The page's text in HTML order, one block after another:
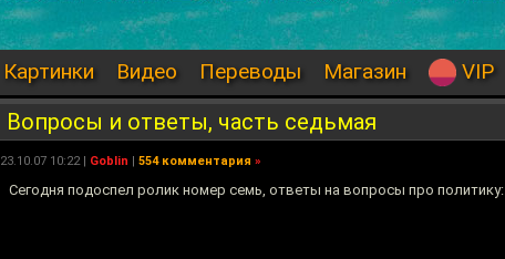
Картинки Видео Переводы Магазин VIP
Вопросы и ответы, часть седьмая
23.10.07 10:22 | Goblin | 554 комментария »
Сегодня подоспел ролик номер семь, ответы на вопросы про политику: